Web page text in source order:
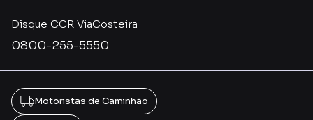
Disque CCR ViaCosteira
0800-255-5550
Motoristas de Caminhão